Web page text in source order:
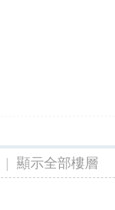
| 顯示全部樓層